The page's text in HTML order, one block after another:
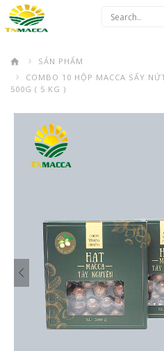
SẢN PHẨM
COMBO 10 HỘP MACCA SẤY
500G ( 5 KG )